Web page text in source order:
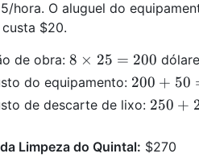
hora. O aluguel do
$20.
de obra: 8
\times
25 =
200
8 × 25 = 200
do equipamento: 200
+
250
200 + 50
de descarte de lixo: 250
20
250 +
Limpeza do Quintal: $270